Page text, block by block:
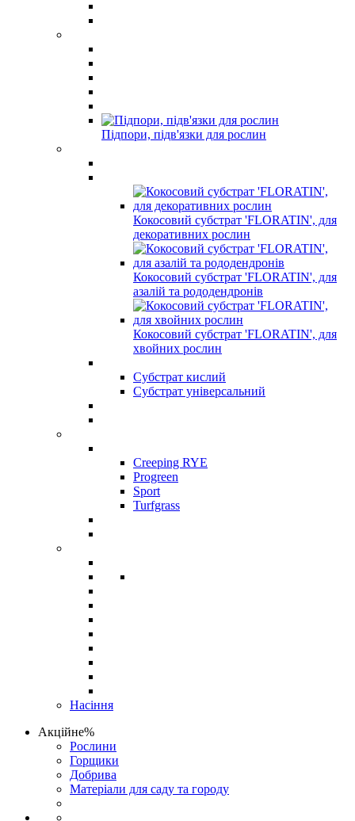
Підпори, підв'язки для рослин
Кокосовий субстрат 'FLORATIN', для
декоративних рослин
Кокосовий субстрат 'FLORATIN', для
азалій та рододендронів
Кокосовий субстрат 'FLORATIN', для
хвойних рослин
Субстрат кислий
Субстрат універсальний
Creeping RYE
Progreen
Sport
Turfgrass
Насіння
Акційне%
Рослини
Горщики
Добрива
Матеріали для саду та городу